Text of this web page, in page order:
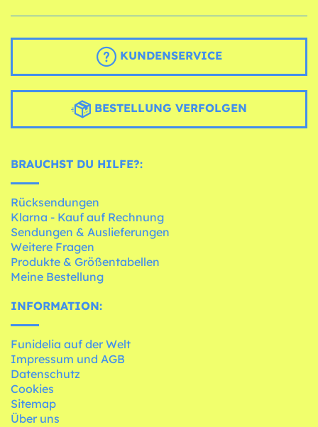
KUNDENSERVICE
BESTELLUNG VERFOLGEN
BRAUCHST DU HILFE?:
Rücksendungen
Klarna - Kauf auf Rechnung
Sendungen & Auslieferungen
Weitere Fragen
Produkte & Größentabellen
Meine Bestellung
INFORMATION:
Funidelia auf der Welt
Impressum und AGB
Datenschutz
Cookies
Sitemap
Über uns